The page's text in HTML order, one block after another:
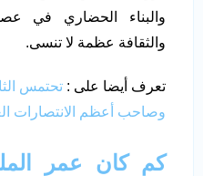
والبناء الحضاري في
والثقافة عظمة لا تنسى.
تعرف أيضا على : تحتمس
وصاحب أعظم الانتصارات
كم كان عمر